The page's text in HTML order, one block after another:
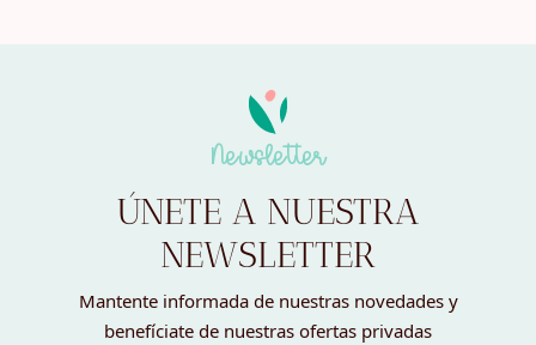
Newsletter
ÚNETE A NUESTRA
NEWSLETTER
Mantente informada de nuestras novedades y
benefíciate de nuestras ofertas privadas